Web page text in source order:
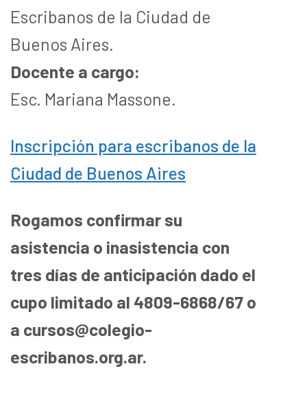
Escribanos de la Ciudad de
Buenos Aires.
Docente a cargo:
Esc. Mariana Massone.
Inscripción para escribanos de la
Ciudad de Buenos Aires
Rogamos confirmar su
asistencia o inasistencia con
tres días de anticipación dado el
cupo limitado al 4809-6868/67 o
a cursos@colegio-
escribanos.org.ar.